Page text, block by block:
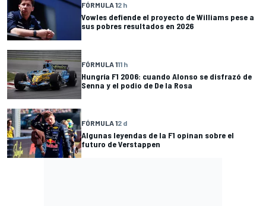
FÓRMULA 12 h
Vowles defiende el proyecto de Williams pese a
sus pobres resultados en 2026
FÓRMULA 111 h
Hungría F1 2006: cuando Alonso se disfrazó de
Senna y el podio de De la Rosa
FÓRMULA 12 d
Algunas leyendas de la F1 opinan sobre el
futuro de Verstappen